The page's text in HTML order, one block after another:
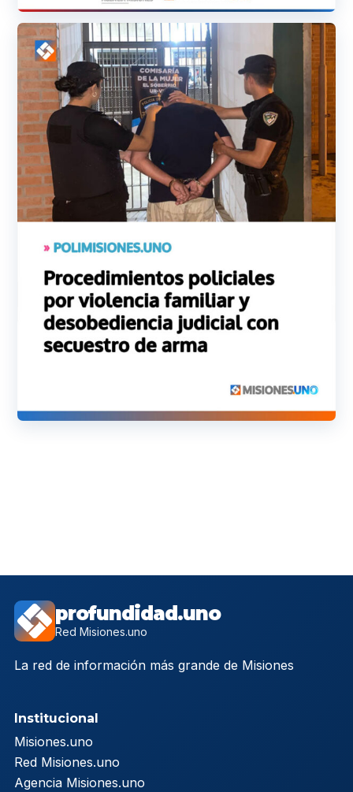
profundidad.uno
Red Misiones.uno
La red de información más grande de Misiones
Institucional
Misiones.uno
Red Misiones.uno
Agencia Misiones.uno